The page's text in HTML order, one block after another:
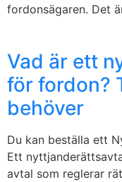
fordonsägaren. Det
Vad är ett
för fordon?
behöver
Du kan beställa ett
Ett
avtal som reglerar